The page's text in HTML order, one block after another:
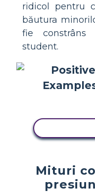
ridicol pentru
băutura
fie
student.
Mituri